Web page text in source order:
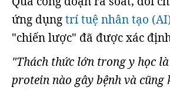
ứng dụngtrí tuệ nhân tạo
"chiến lược" đã được xác
"Thách thức lớn trong y học
protein nào gây bệnh và cũng